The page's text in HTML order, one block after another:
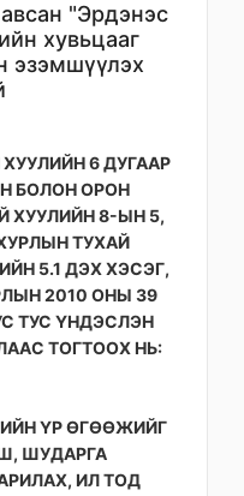
"Эрдэнэс
хувьцааг
эзэмшүүлэх
6 ДУГААР
БОЛОН ОРОН
ХУУЛИЙН 8-ЫН 5,
ТУХАЙ
5.1 ДЭХ ХЭСЭГ,
2010 ОНЫ 39
ТУС ҮНДЭСЛЭН
ТОГТООХ НЬ:
ҮР ӨГӨӨЖИЙГ
ШУДАРГА
ИЛ ТОД